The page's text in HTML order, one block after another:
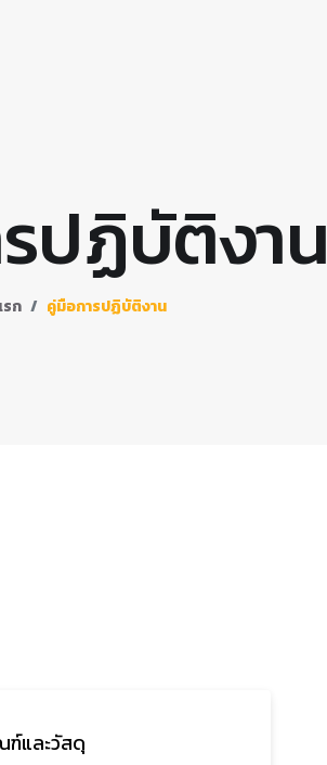
ปฏิบัติงาน
รก คู่มือการปฏิบัติงาน
ฑ์และวัสดุ